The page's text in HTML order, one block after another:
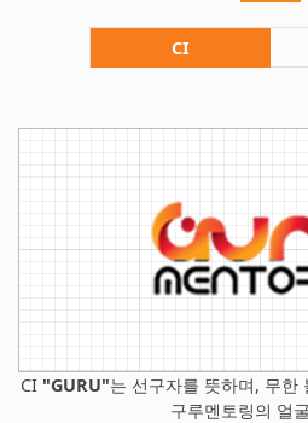
CI
CI "GURU"는 선구자를 뜻하며, 무한
구루멘토링의 얼